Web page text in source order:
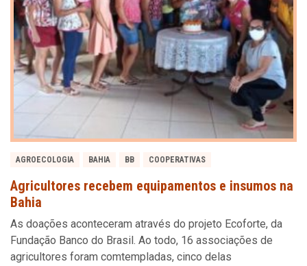
AGROECOLOGIA BAHIA BB COOPERATIVAS
Agricultores recebem equipamentos e insumos na
Bahia
As doações aconteceram através do projeto Ecoforte, da
Fundação Banco do Brasil. Ao todo, 16 associações de
agricultores foram comtempladas, cinco delas